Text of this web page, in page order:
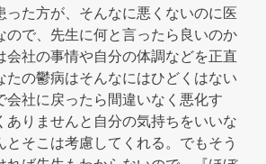
った方が、そんなに悪くないのに医
ので、先生に何と言ったら良いのか
会社の事情や自分の体調などを正直
たの鬱病はそんなにはひどくはない
会社に戻ったら間違いなく悪化す
ありませんと自分の気持ちをいいな
とそこは考慮してくれる。でもそう